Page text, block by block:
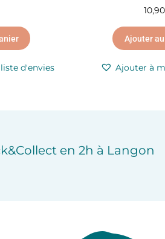
d'envies
10,90
Ajouter
Ajouter à
en 2h à Langon